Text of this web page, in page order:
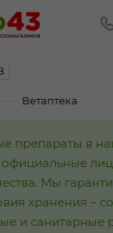
Ветаптека
препараты в
Мы
хранения –
и санитарные